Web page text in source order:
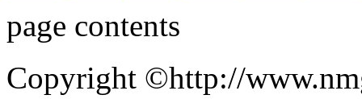
page contents
Copyright ©http://